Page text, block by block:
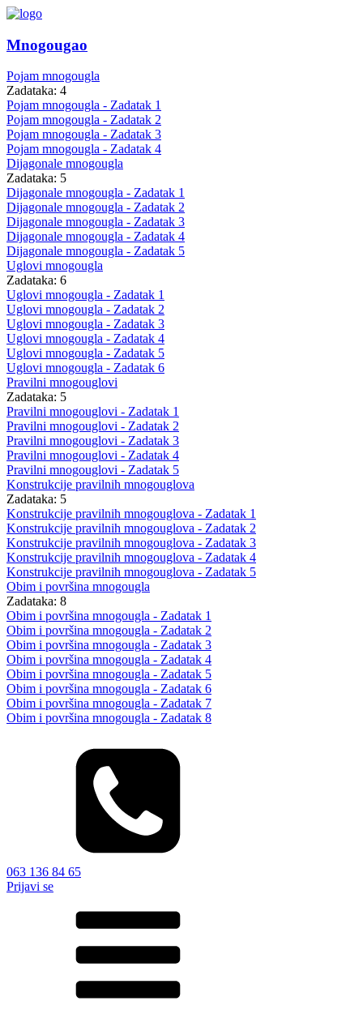
Mnogougao
Pojam mnogougla
Zadataka: 4
Pojam mnogougla - Zadatak 1
Pojam mnogougla - Zadatak 2
Pojam mnogougla - Zadatak 3
Pojam mnogougla - Zadatak 4
Dijagonale mnogougla
Zadataka: 5
Dijagonale mnogougla - Zadatak 1
Dijagonale mnogougla - Zadatak 2
Dijagonale mnogougla - Zadatak 3
Dijagonale mnogougla - Zadatak 4
Dijagonale mnogougla - Zadatak 5
Uglovi mnogougla
Zadataka: 6
Uglovi mnogougla - Zadatak 1
Uglovi mnogougla - Zadatak 2
Uglovi mnogougla - Zadatak 3
Uglovi mnogougla - Zadatak 4
Uglovi mnogougla - Zadatak 5
Uglovi mnogougla - Zadatak 6
Pravilni mnogouglovi
Zadataka: 5
Pravilni mnogouglovi - Zadatak 1
Pravilni mnogouglovi - Zadatak 2
Pravilni mnogouglovi - Zadatak 3
Pravilni mnogouglovi - Zadatak 4
Pravilni mnogouglovi - Zadatak 5
Konstrukcije pravilnih mnogouglova
Zadataka: 5
Konstrukcije pravilnih mnogouglova - Zadatak 1
Konstrukcije pravilnih mnogouglova - Zadatak 2
Konstrukcije pravilnih mnogouglova - Zadatak 3
Konstrukcije pravilnih mnogouglova - Zadatak 4
Konstrukcije pravilnih mnogouglova - Zadatak 5
Obim i površina mnogougla
Zadataka: 8
Obim i površina mnogougla - Zadatak 1
Obim i površina mnogougla - Zadatak 2
Obim i površina mnogougla - Zadatak 3
Obim i površina mnogougla - Zadatak 4
Obim i površina mnogougla - Zadatak 5
Obim i površina mnogougla - Zadatak 6
Obim i površina mnogougla - Zadatak 7
Obim i površina mnogougla - Zadatak 8
063 136 84 65
Prijavi se